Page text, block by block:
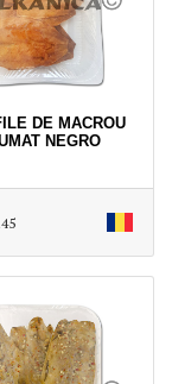
DE MACROU
NEGRO